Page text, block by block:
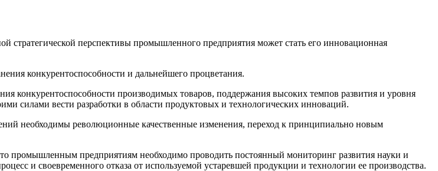
перспективы промышленного предприятия может стать его инновационная
конкурентоспособности и дальнейшего процветания.
конкурентоспособности производимых товаров, поддержания высоких темпов развития и уровня
силами вести разработки в области продуктовых и технологических инноваций.
необходимы революционные качественные изменения, переход к принципиально новым
промышленным предприятиям необходимо проводить постоянный мониторинг развития науки и
и своевременного отказа от используемой устаревшей продукции и технологии ее производства.